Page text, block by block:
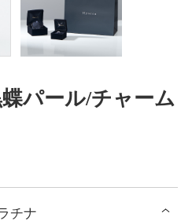
パール/チャーム
チナ